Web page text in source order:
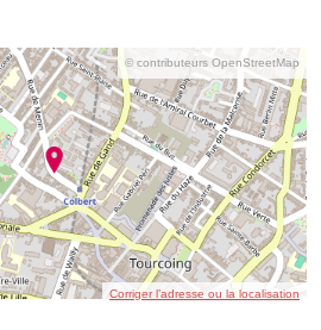
© contributeurs OpenStreetMap
Corriger l’adresse ou la localisation